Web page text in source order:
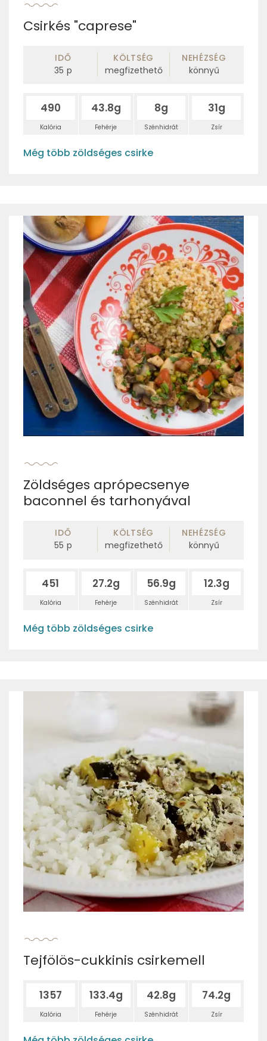
Csirkés "caprese"
IDŐ
35 p
KÖLTSÉG
megfizethető
NEHÉZSÉG
könnyű
490
Kalória
43.8g
Fehérje
8g
Szénhidrát
31g
Zsír
Még több zöldséges csirke
Zöldséges aprópecsenye
baconnel és tarhonyával
IDŐ
55 p
KÖLTSÉG
megfizethető
NEHÉZSÉG
könnyű
451
Kalória
27.2g
Fehérje
56.9g
Szénhidrát
12.3g
Zsír
Még több zöldséges csirke
Tejfölös-cukkinis csirkemell
1357
Kalória
133.4g
Fehérje
42.8g
Szénhidrát
74.2g
Zsír